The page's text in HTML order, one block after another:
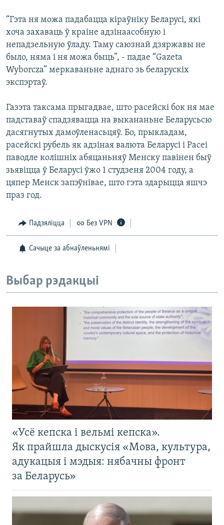
“Гэта ня можа падабацца кіраўніку Беларусі, які
хоча захаваць ў краіне адзінаасобную і
непадзельную ўладу. Таму саюзнай дзяржавы не
было, няма і ня можа быць”, - падае “Gazeta
Wyborcza” меркаваньне аднаго зь беларускіх
экспэртаў.
Газэта таксама прыгадвае, што расейскі бок ня мае
падставаў спадзявацца на выкананьне Беларусьсю
дасягнутых дамоўленасьцяў. Бо, прыкладам,
расейскі рубель як адзіная валюта Беларусі і Расеі
паводле колішніх абяцаньняў Менску павінен быў
зьявіцца ў Беларусі ўжо 1 студзеня 2004 году, а
цяпер Менск запэўнівае, што гэта здарыцца яшчэ
праз год.
Падзяліцца Без VPN
Сачыце за абнаўленьнямі
Выбар рэдакцыі
«Усё кепска і вельмі кепска».
Як прайшла дыскусія «Мова, культура,
адукацыя і мэдыя: нябачны фронт
за Беларусь»